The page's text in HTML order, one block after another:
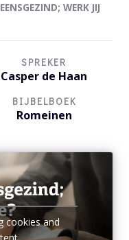
WERK JIJ
SPREKER
Casper de Haan
BIJBELBOEK
Romeinen
cookies and